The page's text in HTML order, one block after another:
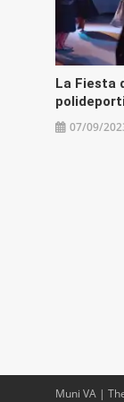
La Fiesta
07/09/
Muni VA |